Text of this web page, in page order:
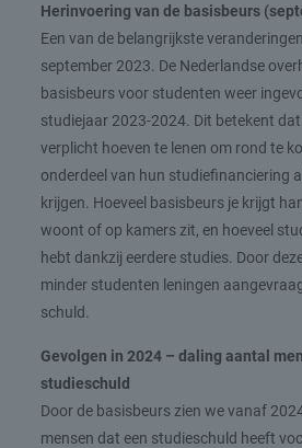
Herinvoering van de basisbeurs
Een van de belangrijkste
september 2023. De Nederlandse
basisbeurs voor studenten weer
studiejaar 2023-2024. Dit betekent
verplicht hoeven te lenen om rond te
onderdeel van hun studiefinanciering
krijgen. Hoeveel basisbeurs je krijgt
woont of op kamers zit, en hoeveel
hebt dankzij eerdere studies. Door
minder studenten leningen
schuld.
Gevolgen in 2024 – daling aantal
studieschuld
Door de basisbeurs zien we vanaf
mensen dat een studieschuld heeft